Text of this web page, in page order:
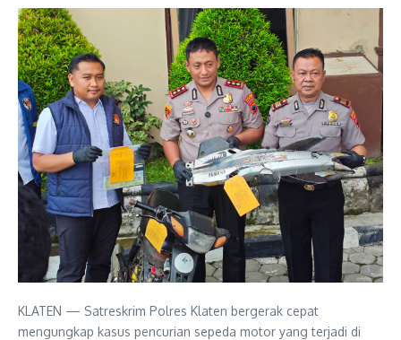
KLATEN — Satreskrim Polres Klaten bergerak cepat
mengungkap kasus pencurian sepeda motor yang terjadi di